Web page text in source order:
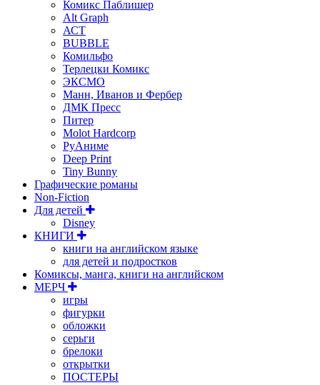
Комикс Паблишер
Alt Graph
АСТ
BUBBLE
Комильфо
Терлецки Комикс
ЭКСМО
Манн, Иванов и Фербер
ДМК Пресс
Питер
Molot Hardcorp
РуАниме
Deep Print
Tiny Bunny
Графические романы
Non-Fiction
Для детей
Disney
КНИГИ
книги на английском языке
для детей и подростков
Комиксы, манга, книги на английском
МЕРЧ
игры
фигурки
обложки
серьги
брелоки
открытки
ПОСТЕРЫ